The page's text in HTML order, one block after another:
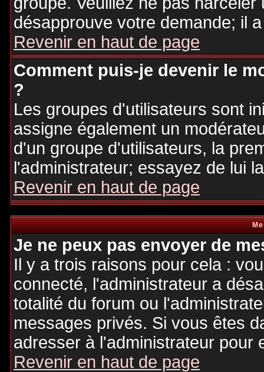
désapprouve votre demande; il
Revenir en haut de page
Comment puis-je devenir le
?
Les groupes d'utilisateurs sont
assigne également un
d'un groupe d'utilisateurs, la
l'administrateur; essayez de lui
Revenir en haut de page
Je ne peux pas envoyer de
Il y a trois raisons pour cela :
connecté, l'administrateur a
totalité du forum ou
messages privés. Si vous êtes
adresser à l'administrateur pour
Revenir en haut de page